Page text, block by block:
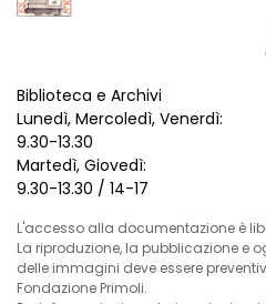
Biblioteca e Archivi
Lunedì, Mercoledì, Venerdì:
9.30-13.30
Martedì, Giovedì:
9.30-13.30 / 14-17
L'accesso alla documentazione è
La riproduzione, la pubblicazione e
delle immagini deve essere
Fondazione Primoli.